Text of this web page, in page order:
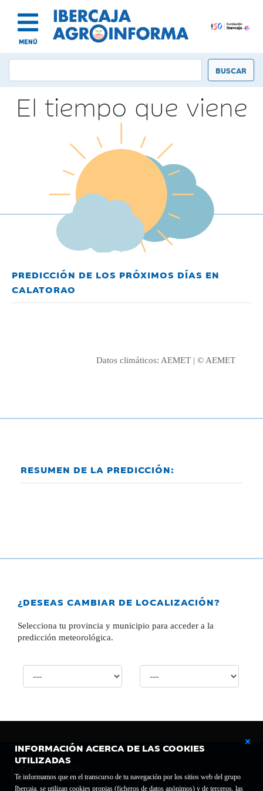
MENÚ
INFORMACIÓN ACERCA DE LAS COOKIES
UTILIZADAS
Te informamos que en el transcurso de tu navegación por los sitios web del grupo
Ibercaja, se utilizan cookies propias (ficheros de datos anónimos) y de terceros, las
El tiempo que viene
PREDICCIÓN DE LOS PRÓXIMOS DÍAS EN
CALATORAO
Datos climáticos: AEMET | © AEMET
RESUMEN DE LA PREDICCIÓN:
¿DESEAS CAMBIAR DE LOCALIZACIÓN?
Selecciona tu provincia y municipio para acceder a la
predicción meteorológica.